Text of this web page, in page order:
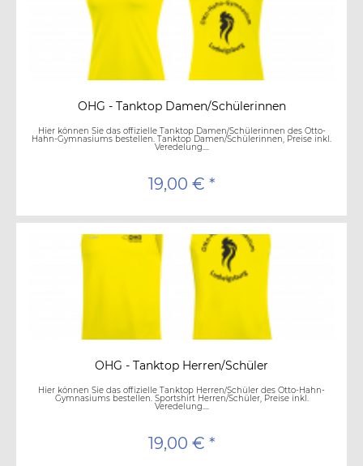
OHG - Tanktop Damen/Schülerinnen
Hier können Sie das offizielle Tanktop Damen/Schülerinnen des Otto-
Hahn-Gymnasiums bestellen. Tanktop Damen/Schülerinnen, Preise inkl.
Veredelung....
19,00 € *
OHG - Tanktop Herren/Schüler
Hier können Sie das offizielle Tanktop Herren/Schüler des Otto-Hahn-
Gymnasiums bestellen. Sportshirt Herren/Schüler, Preise inkl.
Veredelung....
19,00 € *